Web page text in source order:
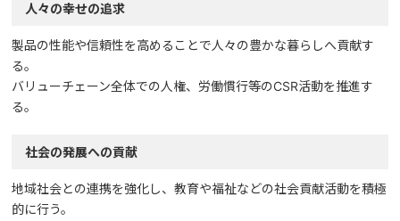
人々の幸せの追求
製品の性能や信頼性を高めることで人々の豊かな暮らしへ貢献す
る。
バリューチェーン全体での人権、労働慣行等のCSR活動を推進す
る。
社会の発展への貢献
地域社会との連携を強化し、教育や福祉などの社会貢献活動を積極
的に行う。